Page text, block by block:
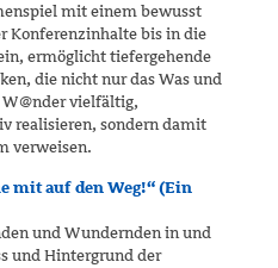
mit einem bewusst
Konferenzinhalte bis in die
ermöglicht tiefergehende
die nicht nur das Was und
vielfältig,
realisieren, sondern damit
verweisen.
mit auf den Weg!“ (Ein
und Wundernden in und
und Hintergrund der